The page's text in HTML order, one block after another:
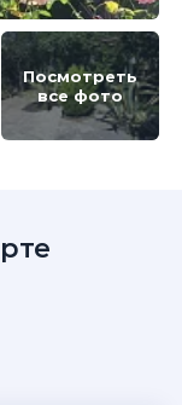
Посмотреть
все фото